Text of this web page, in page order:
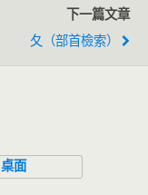
下一篇文章
夂（部首檢索）
桌面